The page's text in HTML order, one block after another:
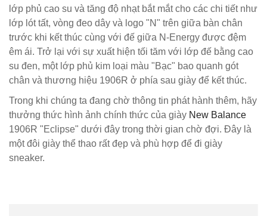
lớp phủ cao su và tăng độ nhạt bắt mắt cho các chi tiết như
lớp lót tất, vòng đeo dây và logo "N" trên giữa bàn chân
trước khi kết thúc cùng với đế giữa N-Energy được đệm
êm ái. Trở lại với sự xuất hiện tối tăm với lớp đế bằng cao
su đen, một lớp phủ kim loại màu "Bạc" bao quanh gót
chân và thương hiệu 1906R ở phía sau giày để kết thúc.
Trong khi chúng ta đang chờ thông tin phát hành thêm, hãy
thưởng thức hình ảnh chính thức của giày New Balance
1906R "Eclipse" dưới đây trong thời gian chờ đợi. Đây là
một đôi giày thể thao rất đẹp và phù hợp để đi giày
sneaker.